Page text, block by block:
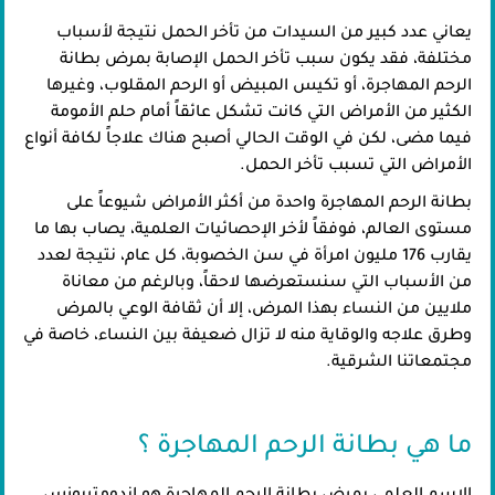
يعاني عدد كبير من السيدات من تأخر الحمل نتيجة لأسباب
مختلفة، فقد يكون سبب تأخر الحمل الإصابة بمرض بطانة
الرحم المهاجرة، أو تكيس المبيض أو الرحم المقلوب، وغيرها
الكثير من الأمراض التي كانت تشكل عائقاً أمام حلم الأمومة
فيما مضى، لكن في الوقت الحالي أصبح هناك علاجاً لكافة أنواع
الأمراض التي تسبب تأخر الحمل.
بطانة الرحم المهاجرة واحدة من أكثر الأمراض شيوعاً على
مستوى العالم، فوفقاً لأخر الإحصائيات العلمية، يصاب بها ما
يقارب 176 مليون امرأة في سن الخصوبة، كل عام، نتيجة لعدد
من الأسباب التي سنستعرضها لاحقاً، وبالرغم من معاناة
ملايين من النساء بهذا المرض، إلا أن ثقافة الوعي بالمرض
وطرق علاجه والوقاية منه لا تزال ضعيفة بين النساء، خاصة في
مجتمعاتنا الشرقية.
ما هي بطانة الرحم المهاجرة ؟